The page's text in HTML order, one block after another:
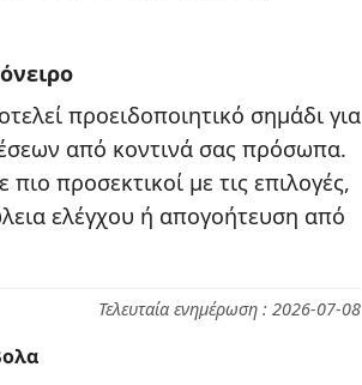
προειδοποιητικό σημάδι για
από κοντινά σας πρόσωπα.
προσεκτικοί με τις επιλογές,
ελέγχου ή απογοήτευση από
Τελευταία ενημέρωση : 2026-07-08